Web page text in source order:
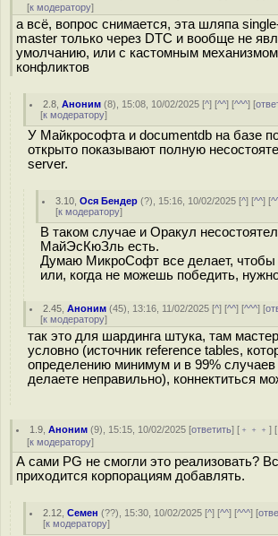
[к модератору]
а всё, вопрос снимается, эта шляпа
master только через DTC и вообще не
умолчанию, или с кастомным
конфликтов
2.8 ,Аноним (8), 15:08, 10/02/2025 [^] [^^] [^^^] [
[к модератору]
У Майкрософта и documentdb на базе
открыто показывают полную
server.
3.10 ,Ося Бендер (?), 15:16, 10/02/2025 [^] [^^] [
[к модератору]
В таком случае и Оракул
МайЭсКюЗль есть.
Думаю МикроСофт все делает, чтобы
или, когда не можешь победить,
2.45 ,Аноним (45), 13:16, 11/02/2025 [^] [^^] [^^^] [
[к модератору]
так это для шардинга штука, там
условно (источник reference tables,
определению минимум и в 99% случаев
делаете неправильно), коннектиться
1.9 ,Аноним (9), 15:15, 10/02/2025 [ответить] [ ﹢﹢﹢] [
[к модератору]
А сами PG не смогли это реализовать?
приходится корпорациям добавлять.
2.12 ,Семен (??), 15:30, 10/02/2025 [^] [^^] [^^^] [
[к модератору]